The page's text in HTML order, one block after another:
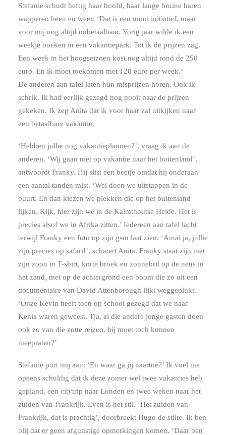
Stefanie schudt heftig haar hoofd, haar lange bruine haren
wapperen heen en weer: ‘Dat is een mooi initiatief, maar
voor mij nog altijd onbetaalbaar. Vorig jaar wilde ik een
weekje boeken in een vakantiepark. Tot ik de prijzen zag.
Een week in het hoogseizoen kost nog altijd rond de 250
euro. En ik moet toekomen met 120 euro per week.’
De anderen aan tafel laten hun misprijzen horen. Ook ik
schrik. Ik had eerlijk gezegd nog nooit naar de prijzen
gekeken. Ik zeg Anita dat ik voor haar zal uitkijken naar
een betaalbare vakantie.
‘Hebben jullie nog vakantieplannen?’, vraag ik aan de
anderen. ‘Wij gaan niet op vakantie naar het buitenland’,
antwoordt Franky. Hij slist een beetje omdat hij onderaan
een aantal tanden mist. ‘Wel doen we uitstappen in de
buurt. En dan kiezen we plekken die op het buitenland
lijken. Kijk, hier zijn we in de Kalmthoutse Heide. Het is
precies alsof we in Afrika zitten.’ Iedereen aan tafel lacht
terwijl Franky een foto op zijn gsm laat zien. ‘Amai ja, jullie
zijn precies op safari!’, schatert Anita. Franky staat zijn met
zijn zoon in T-shirt, korte broek en zonnebril op de neus in
het zand, met op de achtergrond een boom die zo uit een
documentaire van David Attenborough lijkt weggeplukt.
‘Onze Kevin heeft toen op school gezegd dat we naar
Kenia waren geweest. Tja, al die andere jonge gasten doen
ook zo van die zotte reizen, hij moet toch kunnen
meepraten?’
Stefanie port mij aan: ‘En waar ga jij naartoe?’ Ik voel me
opeens schuldig dat ik deze zomer wel twee vakanties heb
gepland, een citytrip naar Londen en twee weken naar het
zuiden van Frankrijk. Even is het stil. ‘Het zuiden van
Frankrijk, dat is prachtig’, doorbreekt Hugo de stilte. Ik ben
blij dat er geen afgunstige opmerkingen komen. ‘Daar ben